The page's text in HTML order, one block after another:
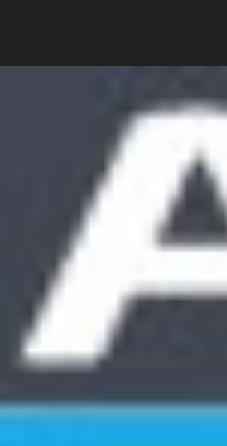
Les Bacchantes
03/11/2024
COURSE 8 KM
Signaler une erreur XLS
FILTRER
Tous